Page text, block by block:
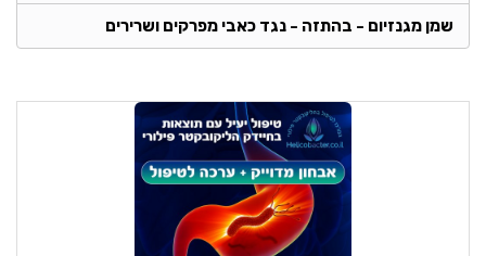
שמן מגנזיום - בהתזה - נגד כאבי מפרקים ושרירים